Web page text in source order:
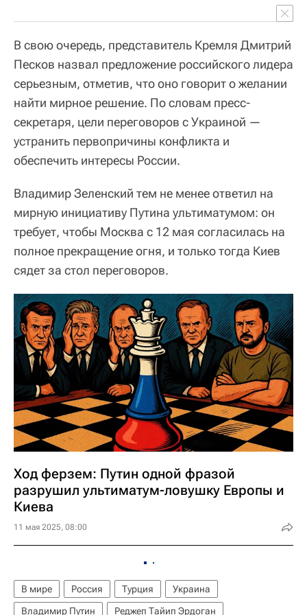
В свою очередь, представитель Кремля Дмитрий
Песков назвал предложение российского лидера
серьезным, отметив, что оно говорит о желании
найти мирное решение. По словам пресс-
секретаря, цели переговоров с Украиной —
устранить первопричины конфликта и
обеспечить интересы России.
Владимир Зеленский тем не менее ответил на
мирную инициативу Путина ультиматумом: он
требует, чтобы Москва с 12 мая согласилась на
полное прекращение огня, и только тогда Киев
сядет за стол переговоров.
Ход ферзем: Путин одной фразой
разрушил ультиматум-ловушку Европы и
Киева
11 мая 2025, 08:00
В мире Россия Турция
Украина
Владимир Путин
Реджеп Тайип Эрдоган